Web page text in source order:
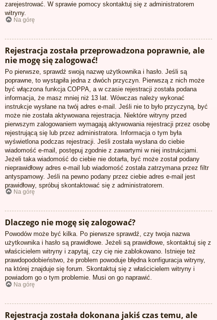
zarejestrować. W sprawie pomocy skontaktuj się z administratorem
witryny.
Na górę
Rejestracja została przeprowadzona poprawnie, ale
nie mogę się zalogować!
Po pierwsze, sprawdź swoją nazwę użytkownika i hasło. Jeśli są
poprawne, to wystąpiła jedna z dwóch przyczyn. Pierwszą z nich może
być włączona funkcja COPPA, a w czasie rejestracji została podana
informacja, że masz mniej niż 13 lat. Wówczas należy wykonać
instrukcje wysłane na twój adres e-mail. Jeśli nie to było przyczyną, być
może nie została aktywowana rejestracja. Niektóre witryny przed
pierwszym zalogowaniem wymagają aktywowania rejestracji przez osobę
rejestrującą się lub przez administratora. Informacja o tym była
wyświetlona podczas rejestracji. Jeśli została wysłana do ciebie
wiadomość e-mail, postępuj zgodnie z zawartymi w niej instrukcjami.
Jeżeli taka wiadomość do ciebie nie dotarła, być może został podany
nieprawidłowy adres e-mail lub wiadomość została zatrzymana przez filtr
antyspamowy. Jeśli na pewno podany przez ciebie adres e-mail jest
prawidłowy, spróbuj skontaktować się z administratorem.
Na górę
Dlaczego nie mogę się zalogować?
Powodów może być kilka. Po pierwsze sprawdź, czy twoja nazwa
użytkownika i hasło są prawidłowe. Jeżeli są prawidłowe, skontaktuj się z
właścicielem witryny i zapytaj, czy cię nie zablokowano. Istnieje też
prawdopodobieństwo, że problem powoduje błędna konfiguracja witryny,
na której znajduje się forum. Skontaktuj się z właścicielem witryny i
powiadom go o tym problemie. Musi on go naprawić.
Na górę
Rejestracja została dokonana jakiś czas temu, ale